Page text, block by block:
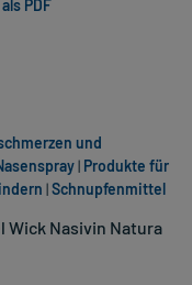
PDF
Wick Nasivin Natura
und
| Produkte für
|Schnupfenmittel